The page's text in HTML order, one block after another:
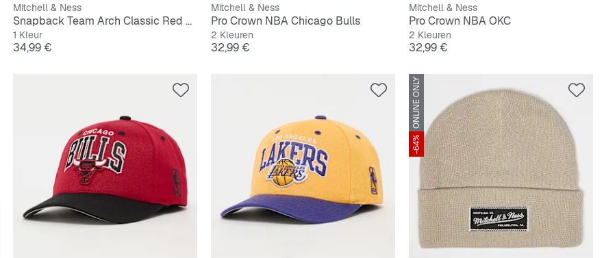
Mitchell & Ness
Snapback Team Arch Classic Red NBA Oklahoma City Thunder
1 Kleur
Prijs
34,99 €
Mitchell & Ness
Pro Crown NBA Chicago Bulls
2 Kleuren
Prijs
32,99 €
Mitchell & Ness
Pro Crown NBA OKC
2 Kleuren
Prijs
32,99 €
ONLINE ONLY
-64%